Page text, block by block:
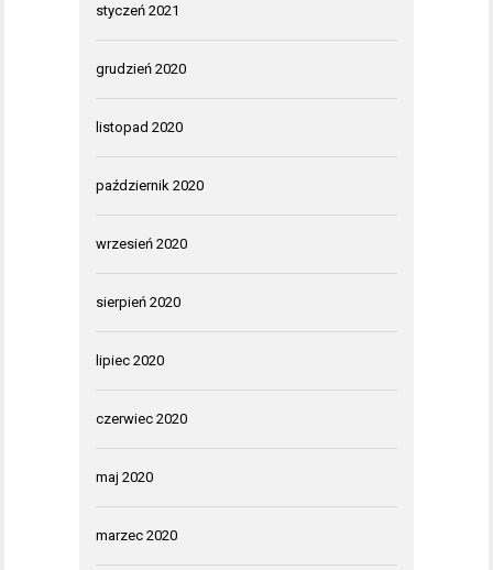
styczeń 2021
grudzień 2020
listopad 2020
październik 2020
wrzesień 2020
sierpień 2020
lipiec 2020
czerwiec 2020
maj 2020
marzec 2020